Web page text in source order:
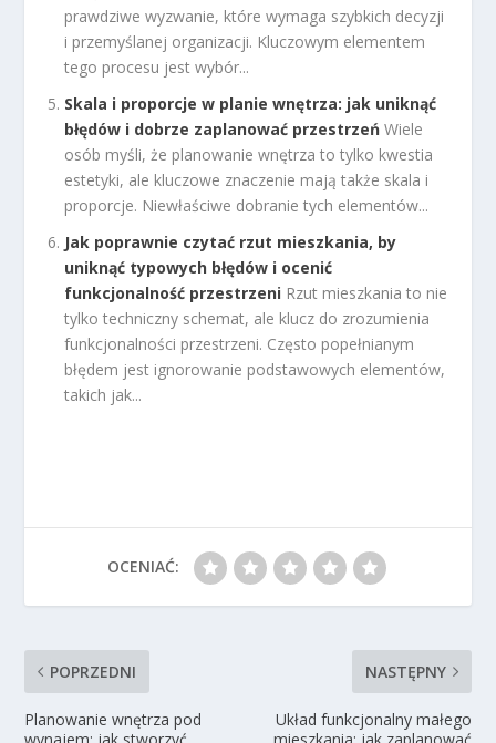
prawdziwe wyzwanie, które wymaga szybkich decyzji
i przemyślanej organizacji. Kluczowym elementem
tego procesu jest wybór...
Skala i proporcje w planie wnętrza: jak uniknąć
błędów i dobrze zaplanować przestrzeń Wiele
osób myśli, że planowanie wnętrza to tylko kwestia
estetyki, ale kluczowe znaczenie mają także skala i
proporcje. Niewłaściwe dobranie tych elementów...
Jak poprawnie czytać rzut mieszkania, by
uniknąć typowych błędów i ocenić
funkcjonalność przestrzeni Rzut mieszkania to nie
tylko techniczny schemat, ale klucz do zrozumienia
funkcjonalności przestrzeni. Często popełnianym
błędem jest ignorowanie podstawowych elementów,
takich jak...
OCENIAĆ:
POPRZEDNI
Planowanie wnętrza pod
NASTĘPNY
Układ funkcjonalny małego